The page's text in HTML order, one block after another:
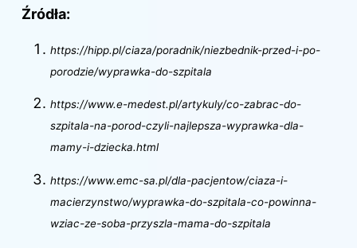
Źródła:
https://hipp.pl/ciaza/poradnik/niezbednik-przed-i-po-
porodzie/wyprawka-do-szpitala
https://www.e-medest.pl/artykuly/co-zabrac-do-
szpitala-na-porod-czyli-najlepsza-wyprawka-dla-
mamy-i-dziecka.html
https://www.emc-sa.pl/dla-pacjentow/ciaza-i-
macierzynstwo/wyprawka-do-szpitala-co-powinna-
wziac-ze-soba-przyszla-mama-do-szpitala